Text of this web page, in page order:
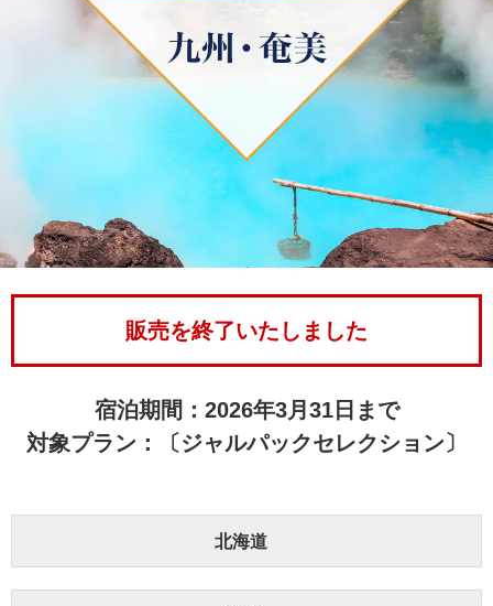
販売を終了いたしました
宿泊期間：2026年3月31日まで
対象プラン：〔ジャルパックセレクション〕
北海道